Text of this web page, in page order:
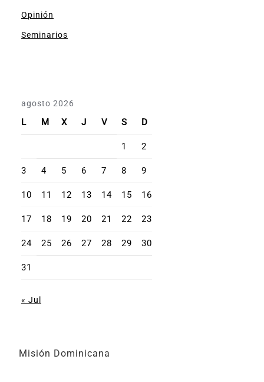
Opinión
Seminarios
agosto 2026
L M X J V S D
1 2
3 4 5 6 7 8 9
10 11 12 13 14 15 16
17 18 19 20 21 22 23
24 25 26 27 28 29 30
31
« Jul
Misión Dominicana